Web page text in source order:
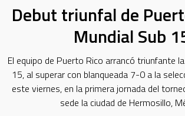
Debut triunfal de
Mundial Sub
El equipo de Puerto Rico arrancó triunfante
15, al superar con blanqueada 7-0 a la
este viernes, en la primera jornada del
sede la ciudad de Hermosillo,